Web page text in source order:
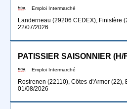
Emploi Intermarché
Landerneau (29206 CEDEX), Finistère
22/07/2026
PATISSIER SAISONNIER (H/
Emploi Intermarché
Rostrenen (22110), Côtes-d'Armor (22),
01/08/2026